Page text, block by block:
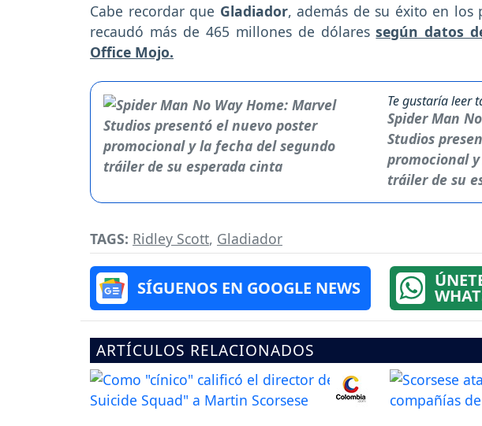
Cabe recordar que Gladiador, además de su éxito en los
recaudó más de 465 millones de dólaressegún datos
Office Mojo.
Te gustaría leer
Spider Man
Studios
promocional
tráiler de su
TAGS: Ridley Scott, Gladiador
SÍGUENOS EN GOOGLE NEWS
ARTÍCULOS RELACIONADOS